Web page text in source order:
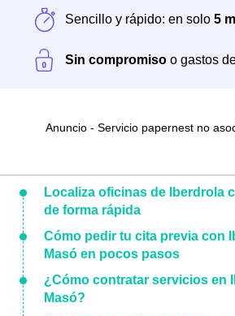
Sencillo y rápido: en solo 5
Sin compromiso o gastos
Anuncio - Servicio papernest no
Localiza oficinas de Iberdrola
de forma rápida
Cómo pedir tu cita previa con
Masó en pocos pasos
¿Cómo contratar servicios en
Masó?